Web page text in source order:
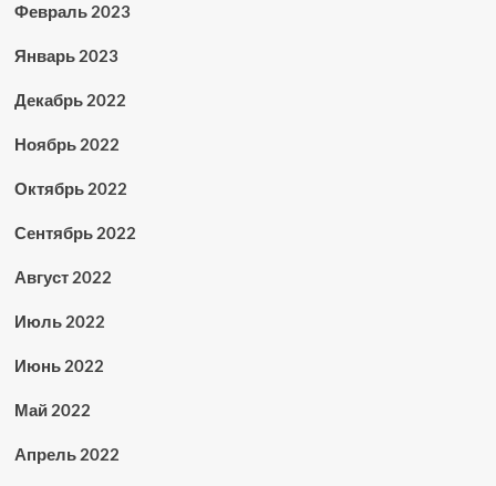
Февраль 2023
Январь 2023
Декабрь 2022
Ноябрь 2022
Октябрь 2022
Сентябрь 2022
Август 2022
Июль 2022
Июнь 2022
Май 2022
Апрель 2022